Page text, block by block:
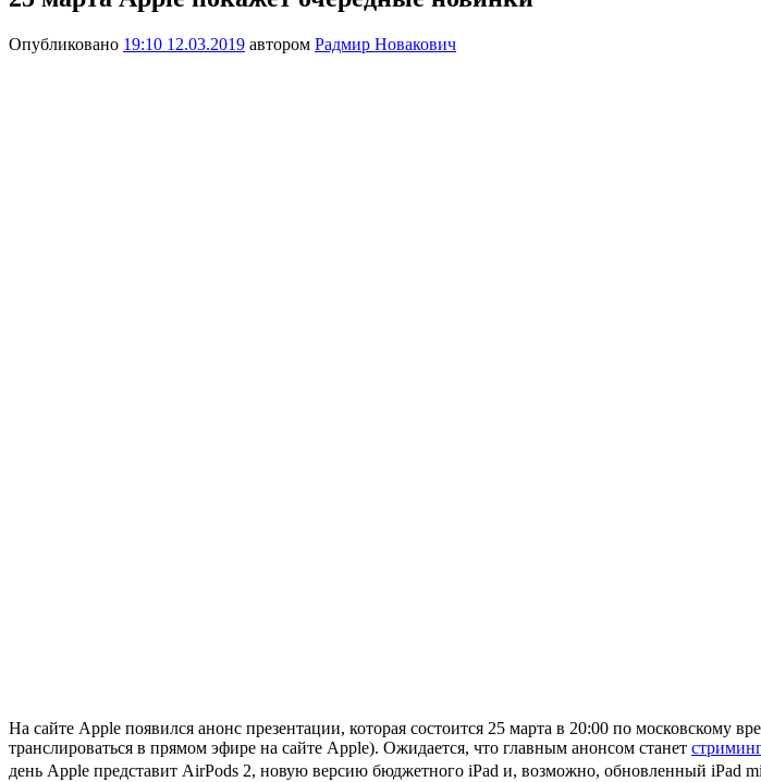
Опубликовано 19:10 12.03.2019 автором Радмир Новакович
На сайте Apple появился анонс презентации, которая состоится 25 марта в 20:00 по московскому
транслироваться в прямом эфире на сайте Apple). Ожидается, что главным анонсом станет
день Apple представит AirPods 2, новую версию бюджетного iPad и, возможно, обновленный